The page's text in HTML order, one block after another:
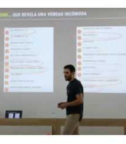
Feria lúdica de juventud y
de videojuegos